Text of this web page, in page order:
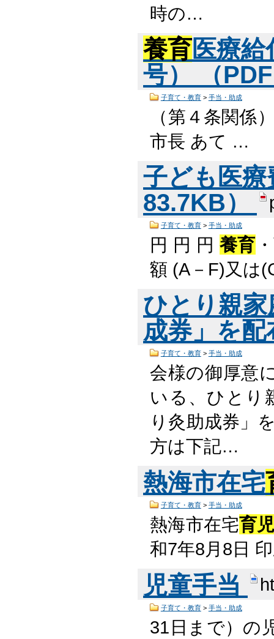
時の…
養育医療給
号） （
子育て・教育> 手当・助成
（第４条関係
市長 あて …
子ども医療
83.7KB）
子育て・教育> 手当・助成
円 円 円 養育
額 (A－F)又は
ひとり親
成券」を
子育て・教育> 手当・助成
会様の御厚意
いる、ひとり
り灸助成券」
方は下記…
熱海市在宅
子育て・教育> 手当・助成
熱海市在宅育児
和7年8月8日
児童手当
子育て・教育> 手当・助成
31日まで）の